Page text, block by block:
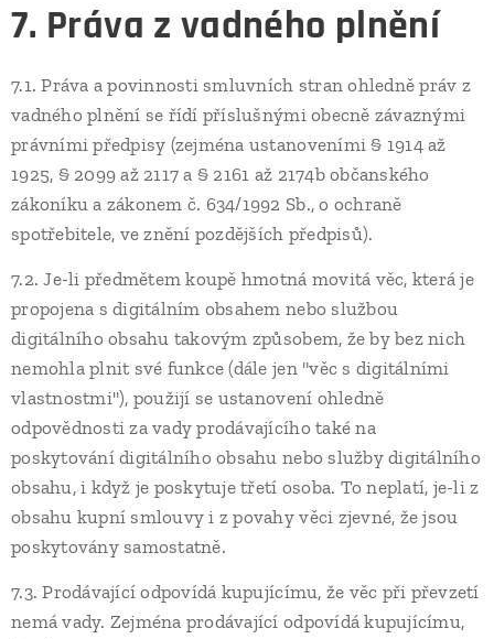
7. Práva z vadného plnění
7.1. Práva a povinnosti smluvních stran ohledně práv z
vadného plnění se řídí příslušnými obecně závaznými
právními předpisy (zejména ustanoveními § 1914 až
1925, § 2099 až 2117 a § 2161 až 2174b občanského
zákoníku a zákonem č. 634/1992 Sb., o ochraně
spotřebitele, ve znění pozdějších předpisů).
7.2. Je-li předmětem koupě hmotná movitá věc, která je
propojena s digitálním obsahem nebo službou
digitálního obsahu takovým způsobem, že by bez nich
nemohla plnit své funkce (dále jen "věc s digitálními
vlastnostmi"), použijí se ustanovení ohledně
odpovědnosti za vady prodávajícího také na
poskytování digitálního obsahu nebo služby digitálního
obsahu, i když je poskytuje třetí osoba. To neplatí, je-li z
obsahu kupní smlouvy i z povahy věci zjevné, že jsou
poskytovány samostatně.
7.3. Prodávající odpovídá kupujícímu, že věc při převzetí
nemá vady. Zejména prodávající odpovídá kupujícímu,